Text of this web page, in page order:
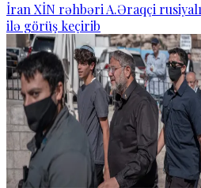
İran XİN rəhbəri A.Əraqçi
ilə görüş keçirib